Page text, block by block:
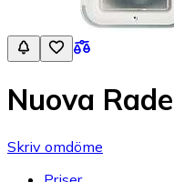
Nuova
Skriv omdöme